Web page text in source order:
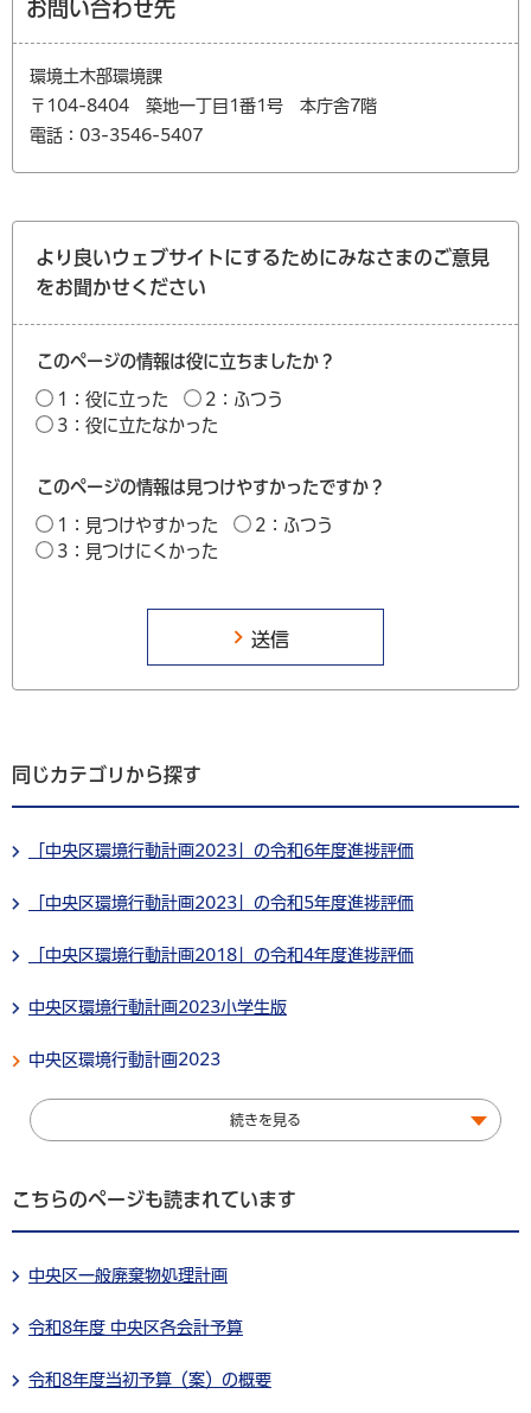
お問い合わせ先
環境土木部環境課
〒104-8404 築地一丁目1番1号 本庁舎7階
電話：03-3546-5407
より良いウェブサイトにするためにみなさまのご意見
をお聞かせください
このページの情報は役に立ちましたか？
1：役に立った
2：ふつう
3：役に立たなかった
このページの情報は見つけやすかったですか？
1：見つけやすかった
2：ふつう
3：見つけにくかった
同じカテゴリから探す
「中央区環境行動計画2023」の令和6年度進捗評価
「中央区環境行動計画2023」の令和5年度進捗評価
「中央区環境行動計画2018」の令和4年度進捗評価
中央区環境行動計画2023小学生版
中央区環境行動計画2023
続きを見る
こちらのページも読まれています
中央区一般廃棄物処理計画
令和8年度 中央区各会計予算
令和8年度当初予算（案）の概要